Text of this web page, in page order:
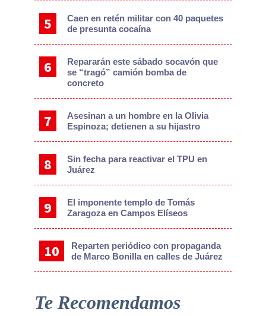
Caen en retén militar con 40 paquetes
de presunta cocaína
Repararán este sábado socavón que
se “tragó” camión bomba de
concreto
Asesinan a un hombre en la Olivia
Espinoza; detienen a su hijastro
Sin fecha para reactivar el TPU en
Juárez
El imponente templo de Tomás
Zaragoza en Campos Elíseos
Reparten periódico con propaganda
de Marco Bonilla en calles de Juárez
Te Recomendamos